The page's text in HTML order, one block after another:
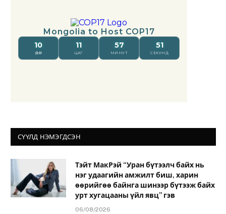
СҮҮЛД НЭМЭГДСЭН
Тэйт МакРэй “Уран бүтээлч байх нь
нэг удаагийн амжилт биш, харин
өөрийгөө байнга шинээр бүтээж байх
урт хугацааны үйл явц” гэв
06/08/2026